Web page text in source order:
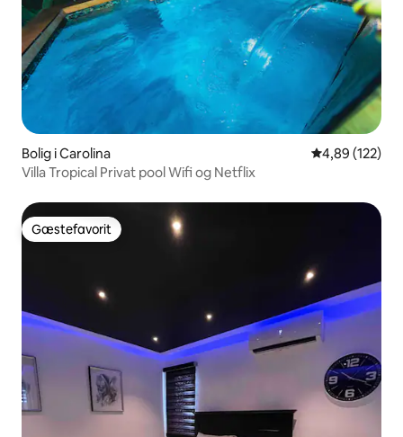
Bolig i Carolina 4,89 ud af 5 i
4,89 (122)
Villa Tropical Privat pool Wifi og Netflix
Gæstefavorit
Gæstefavorit